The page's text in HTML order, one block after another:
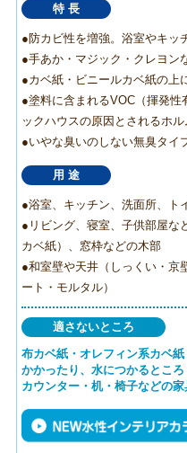
特 長
●防カビ性を増強。浴室やキッ
●手あか・マジック・クレヨン
●カベ紙・ビニールカベ紙の上
●塗料に含まれるVOC（揮発
ックハウスの原因とされるホ
●いやな臭いのしない無臭タイ
用 途
●浴室、キッチン、洗面所、ト
●リビング、寝室、子供部屋な
カベ紙）、窓枠などの木部
●和室壁や天井（しっくい・京
ート・モルタル）
適さないところ
布カベ紙・オレフィン系カベ
かかったり、水につかるところ
カウンター・机・椅子などの家